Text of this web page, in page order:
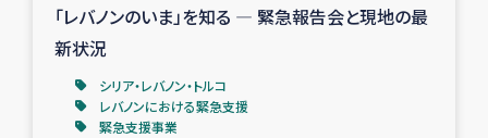
「レバノンのいま」を知る ― 緊急報告会と現地の最
新状況
シリア・レバノン・トルコ
レバノンにおける緊急支援
緊急支援事業